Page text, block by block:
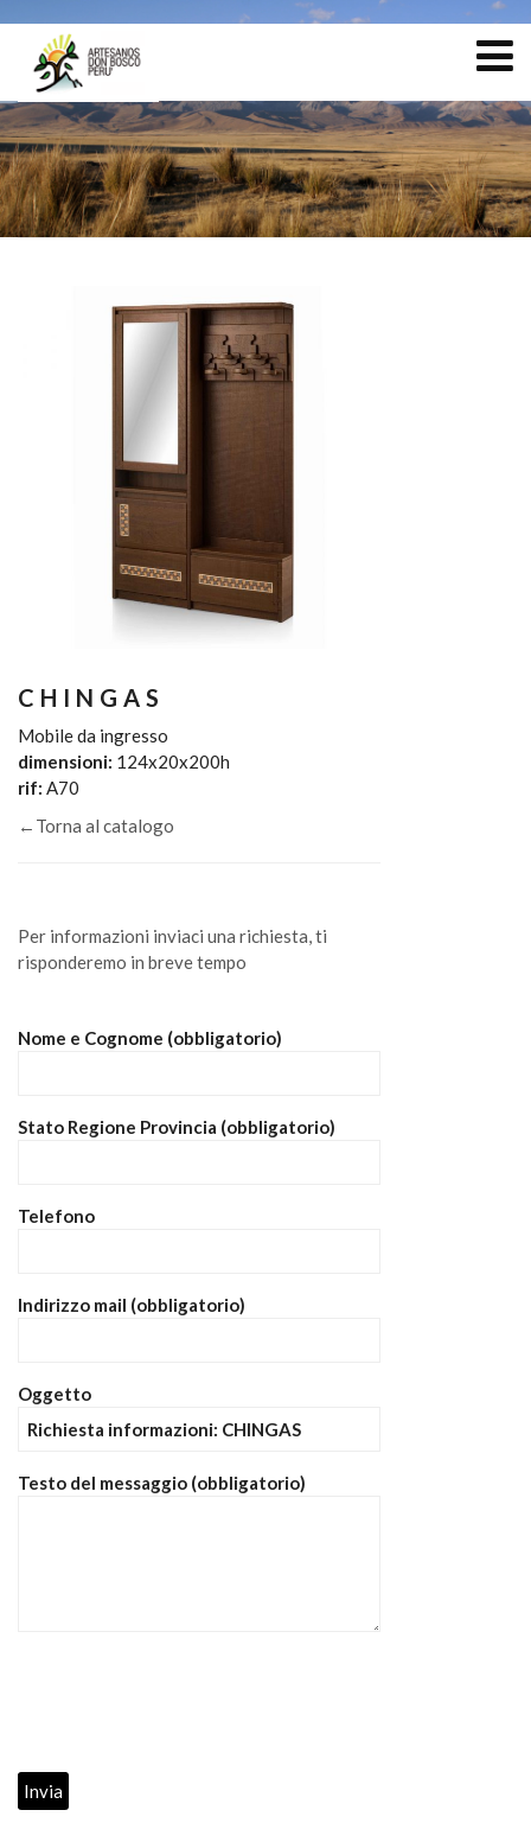
CHINGAS
Mobile da ingresso
dimensioni: 124x20x200h
rif: A70
←Torna al catalogo
Per informazioni inviaci una richiesta, ti
risponderemo in breve tempo
Nome e Cognome (obbligatorio)
Stato Regione Provincia (obbligatorio)
Telefono
Indirizzo mail (obbligatorio)
Oggetto
Testo del messaggio (obbligatorio)